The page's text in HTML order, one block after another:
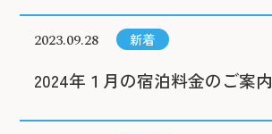
2023.09.28 新着
2024年１月の宿泊料金のご案内